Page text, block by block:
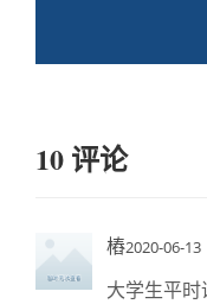
10 评论
樁2020-06-13
大学生平时